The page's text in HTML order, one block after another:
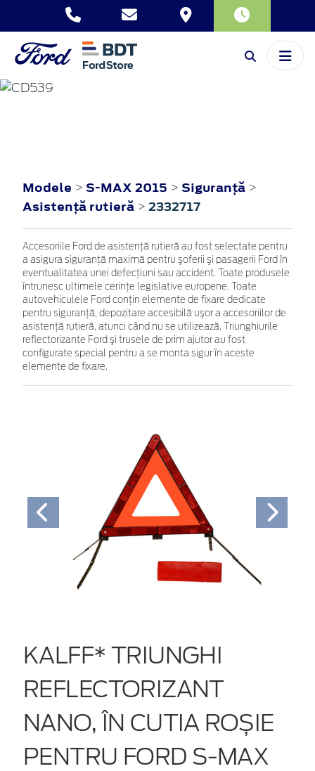
S-MAX
Modele > S-MAX 2015 > Siguranţă >
Asistenţă rutieră > 2332717
Accesoriile Ford de asistenţă rutieră au fost selectate pentru
a asigura siguranţă maximă pentru şoferii şi pasagerii Ford în
eventualitatea unei defecţiuni sau accident. Toate produsele
întrunesc ultimele cerinţe legislative europene. Toate
autovehiculele Ford conţin elemente de fixare dedicate
pentru siguranţă, depozitare accesibilă uşor a accesoriilor de
asistenţă rutieră, atunci când nu se utilizează. Triunghiurile
reflectorizante Ford şi trusele de prim ajutor au fost
configurate special pentru a se monta sigur în aceste
elemente de fixare.
KALFF* TRIUNGHI
REFLECTORIZANT
NANO, ÎN CUTIA ROȘIE
PENTRU FORD S-MAX